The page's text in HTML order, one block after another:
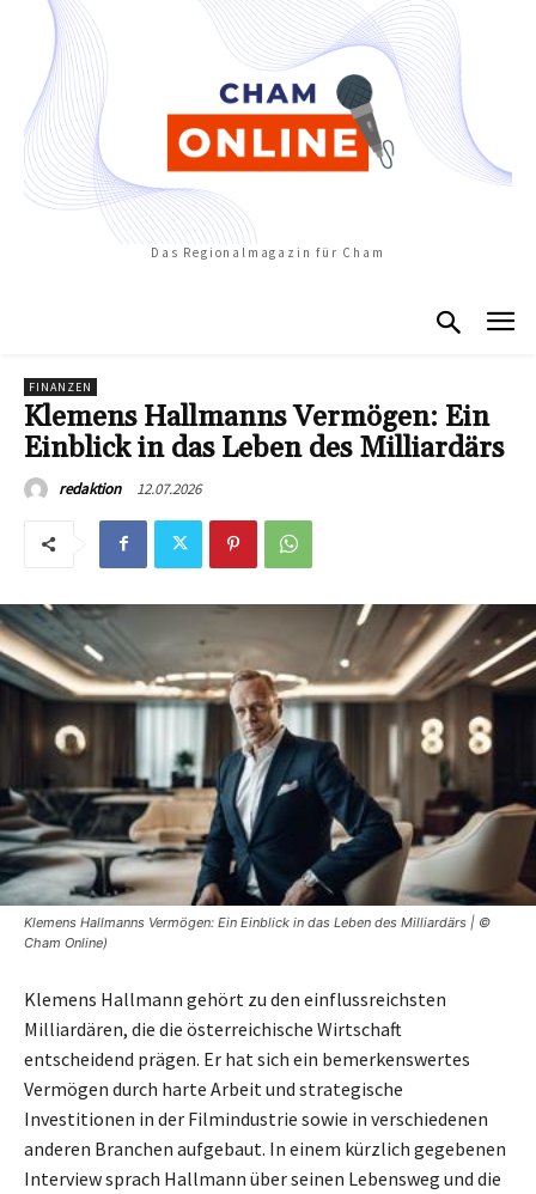
Das Regionalmagazin für Cham
FINANZEN
Klemens Hallmanns Vermögen: Ein
Einblick in das Leben des Milliardärs
redaktion 12.07.2026
Klemens Hallmanns Vermögen: Ein Einblick in das Leben des Milliardärs | ©
Cham Online)
Klemens Hallmann gehört zu den einflussreichsten
Milliardären, die die österreichische Wirtschaft
entscheidend prägen. Er hat sich ein bemerkenswertes
Vermögen durch harte Arbeit und strategische
Investitionen in der Filmindustrie sowie in verschiedenen
anderen Branchen aufgebaut. In einem kürzlich gegebenen
Interview sprach Hallmann über seinen Lebensweg und die